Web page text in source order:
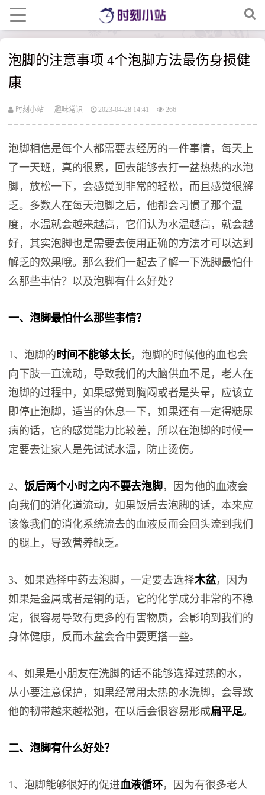
泡脚的注意事项 4个泡脚方法最伤身损健
康
时刻小站 趣味常识 2023-04-28 14:41 266
泡脚相信是每个人都需要去经历的一件事情，每天上
了一天班，真的很累，回去能够去打一盆热热的水泡
脚，放松一下，会感觉到非常的轻松，而且感觉很解
乏。多数人在每天泡脚之后，他都会习惯了那个温
度，水温就会越来越高，它们认为水温越高，就会越
好，其实泡脚也是需要去使用正确的方法才可以达到
解乏的效果哦。那么我们一起去了解一下洗脚最怕什
么那些事情？以及泡脚有什么好处？
一、泡脚最怕什么那些事情？
1、泡脚的时间不能够太长，泡脚的时候他的血也会
向下肢一直流动，导致我们的大脑供血不足，老人在
泡脚的过程中，如果感觉到胸闷或者是头晕，应该立
即停止泡脚，适当的休息一下，如果还有一定得糖尿
病的话，它的感觉能力比较差，所以在泡脚的时候一
定要去让家人是先试试水温，防止烫伤。
2、饭后两个小时之内不要去泡脚，因为他的血液会
向我们的消化道流动，如果饭后去泡脚的话，本来应
该像我们的消化系统流去的血液反而会回头流到我们
的腿上，导致营养缺乏。
3、如果选择中药去泡脚，一定要去选择木盆，因为
如果是金属或者是铜的话，它的化学成分非常的不稳
定，很容易导致有更多的有害物质，会影响到我们的
身体健康，反而木盆会合中要更搭一些。
4、如果是小朋友在洗脚的话不能够选择过热的水，
从小要注意保护，如果经常用太热的水洗脚，会导致
他的韧带越来越松弛，在以后会很容易形成扁平足。
二、泡脚有什么好处？
1、泡脚能够很好的促进血液循环，因为有很多老人